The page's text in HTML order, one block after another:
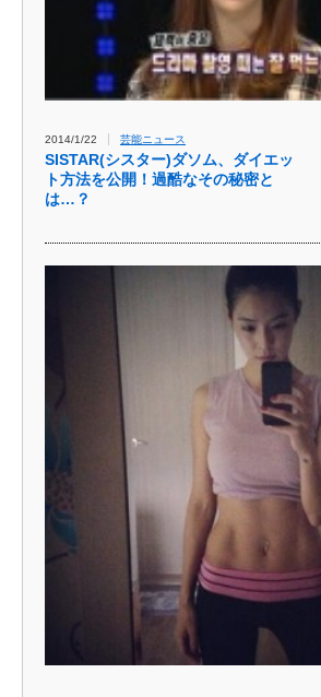
2014/1/22 芸能ニュース
SISTAR(シスター)ダソム、ダイエッ
ト方法を公開！過酷なその秘密と
は…？